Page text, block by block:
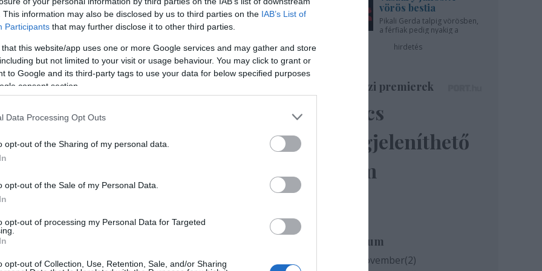
This information may also be disclosed by us to third parties on the IAB’s List of
Participants that may further disclose it to other third parties.
that this website/app uses one or more Google services and may gather and store
but not limited to your visit or usage behaviour. You may click to grant or
to Google and its third-party tags to use your data for below specified purposes
consent section.
Data Processing Opt Outs
opt-out of the Sharing of my personal data.
opt-out of the Sale of my Personal Data.
opt-out of processing my Personal Data for Targeted
opt-out of Collection, Use, Retention, Sale, and/or Sharing
legelőnyösebb ajánlat lesz a nyertes úgy,
ös súlyszámmal szerepel az értékelésnél.
adó egykori kőfejtő turisztikai fejlesztése
indult el. A beruházás mintegy kétmillárd forintból
színházat, valamint egy, a kőfejtő és
ki. Emellett egy turisztikai információs
A fejlesztés költségeihez 317 millió forintos
a fennmaradó 1,68 milliárd forintot uniós
vörös bestia
Pikali Gerda talpig vörösben,
a férfiak pedig nyakig a
hirdetés
Színházi premierek
Nincs
megjeleníthető
elem
Archívum
2020 november(2)